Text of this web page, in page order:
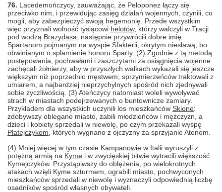
76. Lacedemończycy, zauważając, że Peloponez łączy się
przeciwko nim, i przewidując zasięg działań wojennych, czynili, co
mogli, aby zabezpieczyć swoją hegemonię. Przede wszystkim
więc przyznali wolność tysiącowi helotów, którzy walczyli w Tracji
pod wodzą Brazydasa; następnie przywrócili dobre imię
Spartanom pojmanym na wyspie Sfakterii, okrytym niesławą, bo
obwinianym o splamienie honoru Sparty. (2) Zgodnie z tą metodą
postępowania, pochwałami i zaszczytami za osiągnięcia wojenne
zachęcali żołnierzy, aby w przyszłych walkach wykazali się jeszcze
większym niż poprzednio męstwem; sprzymierzeńców traktowali z
umiarem, a najbardziej nieprzychylnych spośród nich zjednywali
sobie życzliwością. (3) Ateńczycy natomiast woleli wywoływać
strach w miastach podejrzewanych o buntownicze zamiary.
Przykładem dla wszystkich uczynili los mieszkańców Skione:
zdobywszy oblegane miasto, zabili młodzieńców i mężczyzn, a
dzieci i kobiety sprzedali w niewolę, po czym przekazali wyspę
Platejczykom , których wygnano z ojczyzny za sprzyjanie Atenom.
(4) Mniej więcej w tym czasie Kampanowie w Italii wyruszyli z
potężną armią na Kyme i w zwycięskiej bitwie wytracili większość
Kymejczyków. Przystąpiwszy do oblężenia, po wielokrotnych
atakach wzięli Kyme szturmem, ograbili miasto, pochwyconych
mieszkańców sprzedali w niewolę i wyznaczyli odpowiednią liczbę
osadników spośród własnych obywateli.